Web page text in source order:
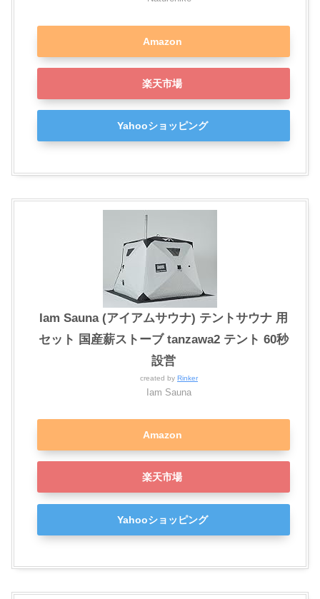
Amazon
楽天市場
Yahooショッピング
Iam Sauna (アイアムサウナ) テントサウナ 用
セット 国産薪ストーブ tanzawa2 テント 60秒
設営
created by Rinker
Iam Sauna
Amazon
楽天市場
Yahooショッピング